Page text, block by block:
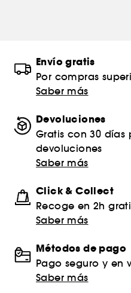
Envío gratis
Por compras
Saber más
Devoluciones
Gratis con 30
devoluciones
Saber más
Click & Collect
Recoge en 2h
Saber más
Métodos de pago
Pago seguro y en
Saber más